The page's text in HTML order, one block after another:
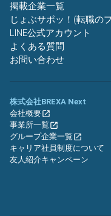
掲載企業一覧
じょぶサポッ！(転職の
LINE公式アカウント
よくある質問
お問い合わせ
株式会社BREXA Next
会社概要
事業所一覧
グループ企業一覧
キャリア社員制度について
友人紹介キャンペーン